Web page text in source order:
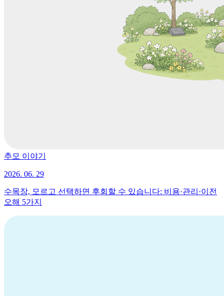
추모 이야기
2026. 06. 29
수목장, 모르고 선택하면 후회할 수 있습니다: 비용·관리·이전
오해 5가지